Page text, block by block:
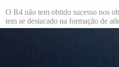
O R4 não tem obtido sucesso nos
tem se destacado na formação de